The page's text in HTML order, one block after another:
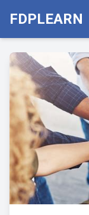
FDPLEARN